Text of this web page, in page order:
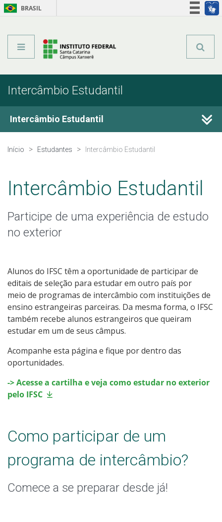
BRASIL
Intercâmbio Estudantil
Intercâmbio Estudantil
Convênios Internacionais
Dupla Titulação
Outros Programas
Blog dos Intercambistas
Início Estudantes Intercâmbio Estudantil
Intercâmbio Estudantil
Participe de uma experiência de estudo
no exterior
Alunos do IFSC têm a oportunidade de participar de
editais de seleção para estudar em outro país por
meio de programas de intercâmbio com instituições de
ensino estrangeiras parceiras. Da mesma forma, o IFSC
também recebe alunos estrangeiros que queiram
estudar em um de seus câmpus.
Acompanhe esta página e fique por dentro das
oportunidades.
-> Acesse a cartilha e veja como estudar no exterior
pelo IFSC
Como participar de um
programa de intercâmbio?
Comece a se preparar desde já!